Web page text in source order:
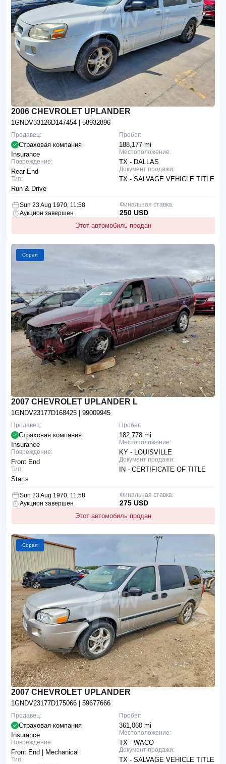
2006 CHEVROLET UPLANDER
1GNDV33126D147454 | 58932896
Пробег:
188,177 mi
Местоположение:
TX - DALLAS
Документ продажи:
TX - SALVAGE VEHICLE TITLE
Продавец:
Страховая компания
Insurance
Повреждение:
Rear End
Тип:
Run & Drive
Sun 23 Aug 1970, 11:58
Аукцион завершен
Этот автомобиль продан
Финальная ставка:
250 USD
Copart
2007 CHEVROLET UPLANDER L
1GNDV23177D168425 | 99009945
Пробег:
182,778 mi
Местоположение:
KY - LOUISVILLE
Документ продажи:
IN - CERTIFICATE OF TITLE
Продавец:
Страховая компания
Insurance
Повреждение:
Front End
Тип:
Starts
Sun 23 Aug 1970, 11:58
Аукцион завершен
Этот автомобиль продан
Финальная ставка:
275 USD
Copart
2007 CHEVROLET UPLANDER
1GNDV23177D175066 | 59677666
Пробег:
361,060 mi
Местоположение:
TX - WACO
Документ продажи:
TX - SALVAGE VEHICLE TITLE
Продавец:
Страховая компания
Insurance
Повреждение:
Front End | Mechanical
Тип: